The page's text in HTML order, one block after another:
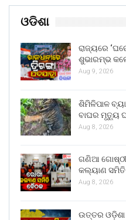
ଓଡିଶା
ରାଜ୍ୟରେ
ଶୁଭାରମ୍ଭ
Aug 9, 2026
ଶିମିଳିପାଳ
ବାଘର ମୃତ୍ୟୁ
Aug 8, 2026
ଗଣିଆ ଗୋଷ୍ଠୀ
କଲ୍ୟାଣ
Aug 8, 2026
ଉତ୍ତର